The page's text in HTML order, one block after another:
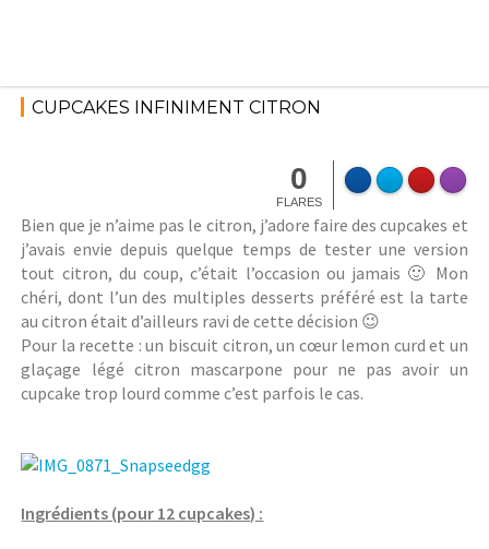
décembre
2014
p
h
a
n
i
e
M
C
u
e
s
e
m
u
f
f
CUPCAKES INFINIMENT CITRON
0
FLARES
Bien que je n’aime pas le citron, j’adore faire des cupcakes et
j’avais envie depuis quelque temps de tester une version
tout citron, du coup, c’était l’occasion ou jamais 🙂 Mon
chéri, dont l’un des multiples desserts préféré est la tarte
au citron était d’ailleurs ravi de cette décision 😉
Pour la recette : un biscuit citron, un cœur lemon curd et un
glaçage légé citron mascarpone pour ne pas avoir un
cupcake trop lourd comme c’est parfois le cas.
Ingrédients (pour 12 cupcakes) :